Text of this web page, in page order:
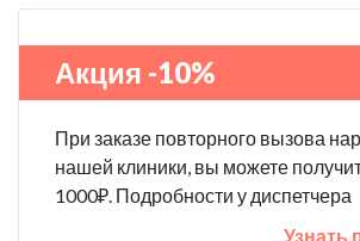
Акция -10%
При заказе повторного вызова
нашей клиники, вы можете
1000₽. Подробности у диспетчера
Узнать